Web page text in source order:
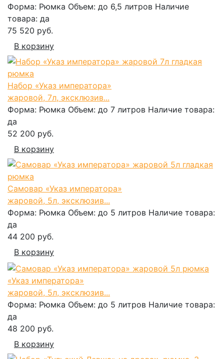
Форма: Рюмка Объем: до 6,5 литров Наличие
товара: да
75 520 руб.
В корзину
Набор «Указ императора»
жаровой, 7л, эксклюзив...
Форма: Рюмка Объем: до 7 литров Наличие товара:
да
52 200 руб.
В корзину
Самовар «Указ императора»
жаровой, 5л, эксклюзив...
Форма: Рюмка Объем: до 5 литров Наличие товара:
да
44 200 руб.
В корзину
«Указ императора»
жаровой, 5л, эксклюзив...
Форма: Рюмка Объем: до 5 литров Наличие товара:
да
48 200 руб.
В корзину